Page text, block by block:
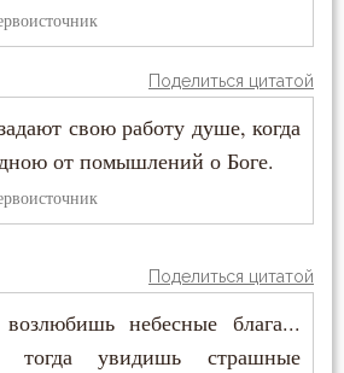
Поделиться цитатой
свою работу душе, когда
от помышлений о Боге.
Поделиться цитатой
небесные блага...
тогда увидишь страшные